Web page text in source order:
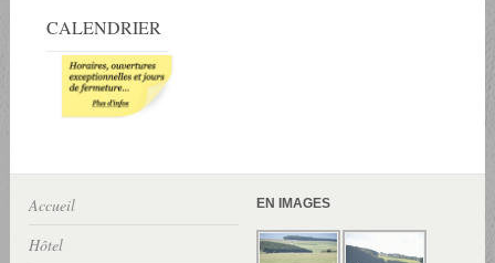
CALENDRIER
Accueil
Hôtel
EN IMAGES